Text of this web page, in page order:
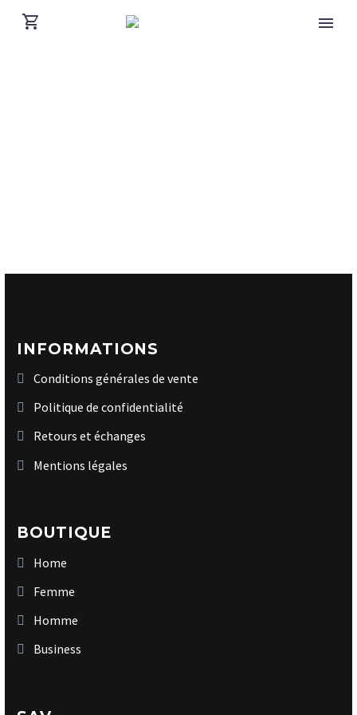
INFORMATIONS
Conditions générales de vente
Politique de confidentialité
Retours et échanges
Mentions légales
BOUTIQUE
Home
Femme
Homme
Business